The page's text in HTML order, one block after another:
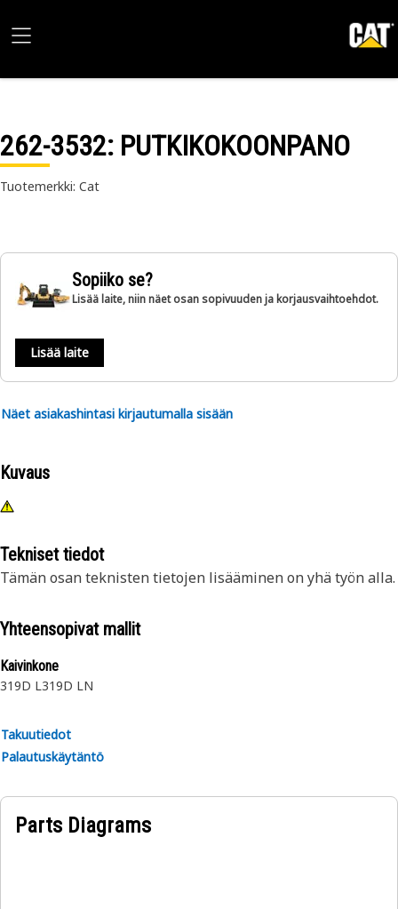
262-3532: PUTKIKOKOONPANO
Tuotemerkki: Cat
Sopiiko se?
Lisää laite, niin näet osan sopivuuden ja korjausvaihtoehdot.
Lisää laite
Näet asiakashintasi kirjautumalla sisään
Kuvaus
Tekniset tiedot
Tämän osan teknisten tietojen lisääminen on yhä työn alla.
Yhteensopivat mallit
Kaivinkone
319D L319D LN
Takuutiedot
Palautuskäytäntö
Parts Diagrams